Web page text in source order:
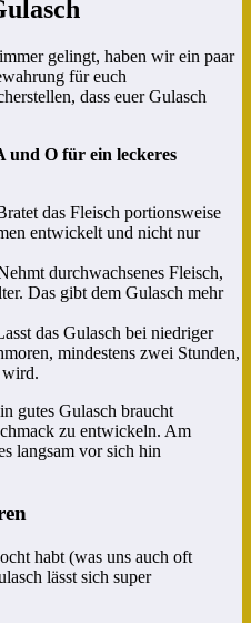
gelingt, haben wir ein paar
für euch
dass euer Gulasch
und O für ein leckeres
das Fleisch portionsweise
entwickelt und nicht nur
durchwachsenes Fleisch,
Das gibt dem Gulasch mehr
das Gulasch bei niedriger
mindestens zwei Stunden,
wird.
gutes Gulasch braucht
zu entwickeln. Am
langsam vor sich hin
habt (was uns auch oft
lässt sich super